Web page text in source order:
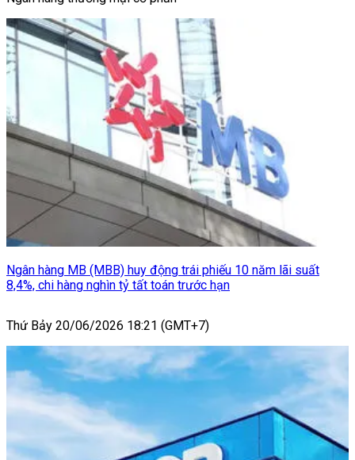
Ngân hàng MB (MBB) huy động trái phiếu 10 năm lãi suất
8,4%, chi hàng nghìn tỷ tất toán trước hạn
Thứ Bảy 20/06/2026 18:21 (GMT+7)